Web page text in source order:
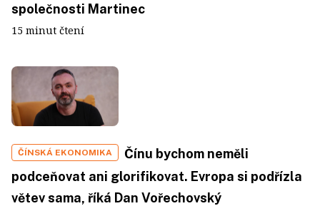
společnosti Martinec
15 minut čtení
ČÍNSKÁ EKONOMIKA
Čínu bychom neměli
podceňovat ani glorifikovat. Evropa si podřízla
větev sama, říká Dan Vořechovský